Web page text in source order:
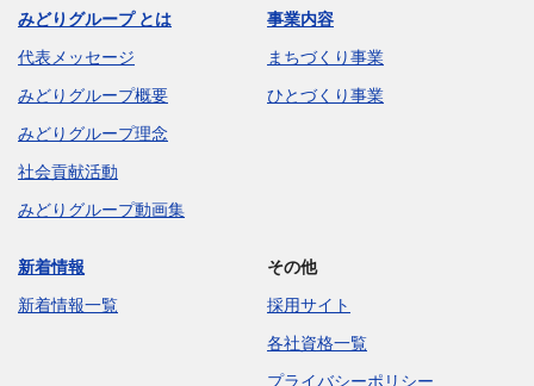
みどりグループ とは
代表メッセージ
みどりグループ概要
みどりグループ理念
社会貢献活動
みどりグループ動画集
事業内容
まちづくり事業
ひとづくり事業
新着情報
新着情報一覧
その他
採用サイト
各社資格一覧
プライバシーポリシー